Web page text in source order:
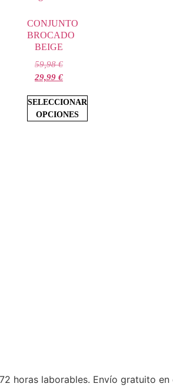
CONJUNTO
BROCADO
BEIGE
59,98€
29,99€
SELECCIONAR
OPCIONES
horas laborables. Envío gratuito